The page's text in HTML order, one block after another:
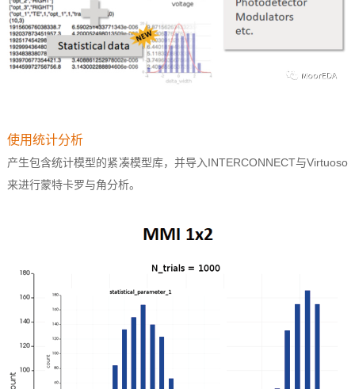
使用统计分析
产生包含统计模型的紧凑模型库，并导入INTERCONNECT与Virtuoso
来进行蒙特卡罗与角分析。